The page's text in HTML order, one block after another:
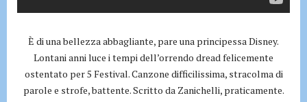
È di una bellezza abbagliante, pare una principessa Disney.
Lontani anni luce i tempi dell’orrendo dread felicemente
ostentato per 5 Festival. Canzone difficilissima, stracolma di
parole e strofe, battente. Scritto da Zanichelli, praticamente.